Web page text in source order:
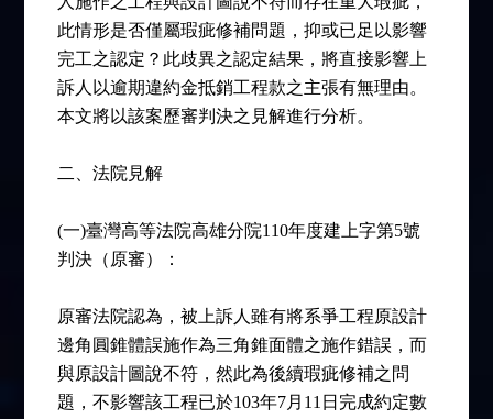
此情形是否僅屬瑕疵修補問題，抑或已足以影響
完工之認定？此歧異之認定結果，將直接影響上
訴人以逾期違約金抵銷工程款之主張有無理由。
本文將以該案歷審判決之見解進行分析。
二、法院見解
(一)臺灣高等法院高雄分院110年度建上字第5號
判決（原審）：
原審法院認為，被上訴人雖有將系爭工程原設計
邊角圓錐體誤施作為三角錐面體之施作錯誤，而
與原設計圖說不符，然此為後續瑕疵修補之問
題，不影響該工程已於103年7月11日完成約定數